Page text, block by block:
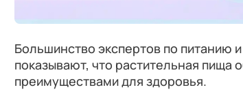
Большинство экспертов по питанию
показывают, что растительная пища
преимуществами для здоровья.